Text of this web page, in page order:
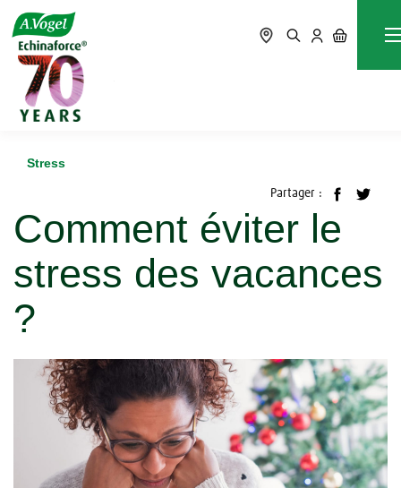
Accueil
Comment éviter le stress des vacances ?
Stress
Partager :
Comment éviter le
stress des vacances
?